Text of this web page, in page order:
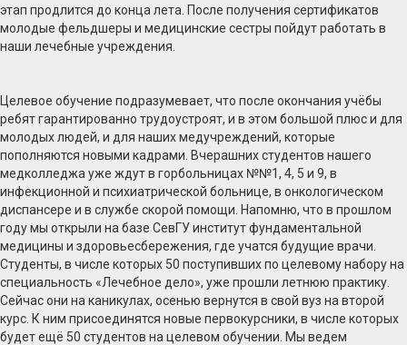
этап продлится до конца лета. После получения сертификатов
молодые фельдшеры и медицинские сестры пойдут работать в
наши лечебные учреждения.
Целевое обучение подразумевает, что после окончания учёбы
ребят гарантированно трудоустроят, и в этом большой плюс и для
молодых людей, и для наших медучреждений, которые
пополняются новыми кадрами. Вчерашних студентов нашего
медколледжа уже ждут в горбольницах №№1, 4, 5 и 9, в
инфекционной и психиатрической больнице, в онкологическом
диспансере и в службе скорой помощи. Напомню, что в прошлом
году мы открыли на базе СевГУ институт фундаментальной
медицины и здоровьесбережения, где учатся будущие врачи.
Студенты, в числе которых 50 поступивших по целевому набору на
специальность «Лечебное дело», уже прошли летнюю практику.
Сейчас они на каникулах, осенью вернутся в свой вуз на второй
курс. К ним присоединятся новые первокурсники, в числе которых
будет ещё 50 студентов на целевом обучении. Мы ведем